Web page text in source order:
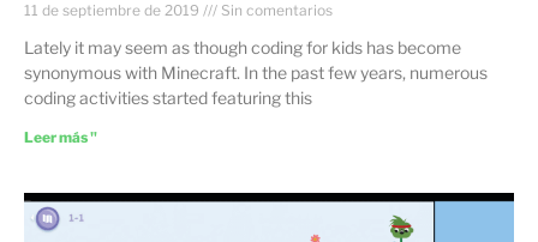
11 de septiembre de 2019 Sin comentarios
Lately it may seem as though coding for kids has become
synonymous with Minecraft. In the past few years, numerous
coding activities started featuring this
Leer más "